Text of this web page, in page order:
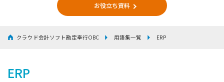
お役立ち資料
クラウド会計ソフト勘定奉行OBC 用語集一覧 ERP
ERP